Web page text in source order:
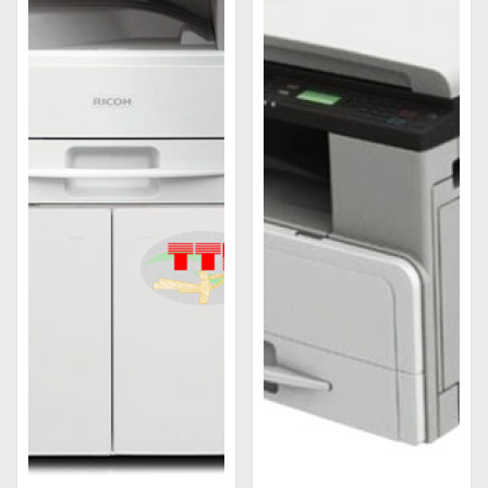
trên thị trường
Máy photocopy Ricoh Aficio Mp 2014D
Máy photocopy Ricoh Aficio Mp 2014AD
Máy photocopy Ricoh Mp 301SPF
Máy photocopy Ricoh Aficio Mp 3555SP
Tiêu chí chọn máy photocopy Ricoh chất lượng
Độ phân giải
Đa chức năng
Kích thước và khả năng tiết kiệm không gian
Tính năng tiết kiệm năng lượng
Vì sao nên mua máy photocopy Ricoh ở Trường
Tìm hiểu về máy photocopy Ricoh